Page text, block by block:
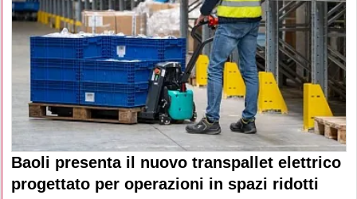
Baoli presenta il nuovo transpallet elettrico
progettato per operazioni in spazi ridotti